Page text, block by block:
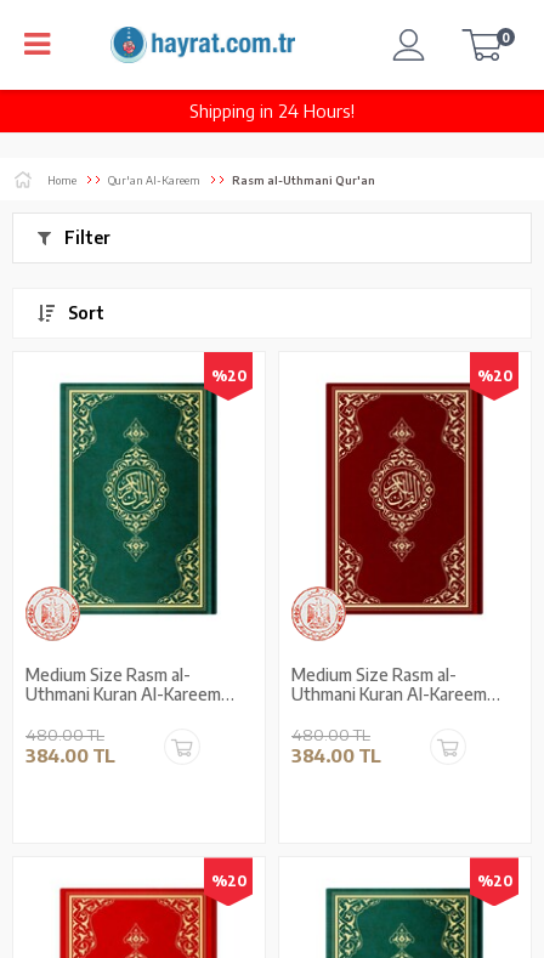
Shipping in 24 Hours!
0
Home Qur'an Al-Kareem Rasm al-Uthmani Qur'an
Filter
Sort
%20
Medium Size Rasm al-
Uthmani Kuran Al-Kareem
Stamped)
480.00 TL
384.00 TL
%20
Medium Size Rasm al-
Uthmani Kuran Al-Kareem
Stamped)
480.00 TL
384.00 TL
%20 %20